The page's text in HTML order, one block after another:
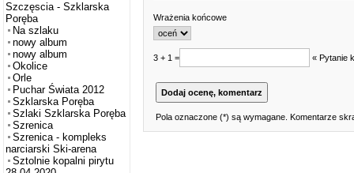
Szczęscia - Szklarska
Poręba
Na szlaku
nowy album
nowy album
Okolice
Orle
Puchar Świata 2012
Szklarska Poręba
Szlaki Szklarska Poręba
Szrenica
Szrenica - kompleks
narciarski Ski-arena
Sztolnie kopalni pirytu
Wrażenia końcowe
3 + 1 = « Pytanie
Pola oznaczone (*) są wymagane. Komentarze